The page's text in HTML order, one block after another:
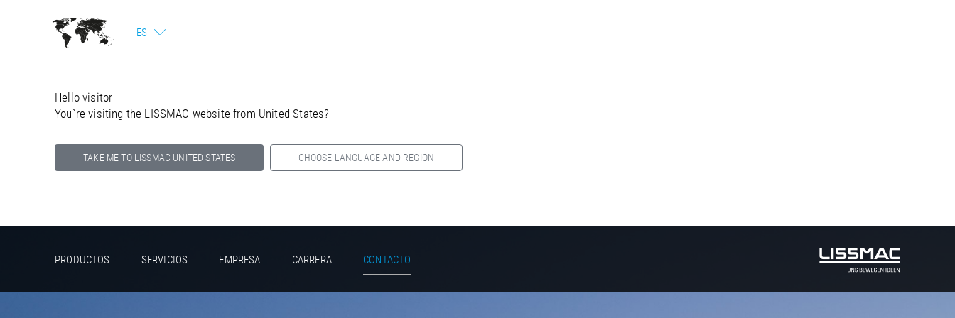
ES
Hello visitor
You`re visiting the LISSMAC website from United States?
TAKE ME TO LISSMAC UNITED STATES CHOOSE LANGUAGE AND REGION
PRODUCTOS SERVICIOS EMPRESA CARRERA CONTACTO